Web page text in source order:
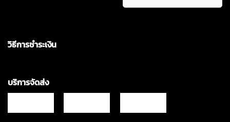
วิธีการชำระเงิน
บริการจัดส่ง